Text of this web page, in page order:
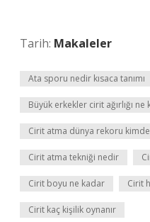
Tarih: Makaleler
Ata sporu nedir kısaca tanımı
Büyük erkekler cirit ağırlığı ne
Cirit atma dünya rekoru kimde
Cirit atma tekniği nedir
Cirit boyu ne kadar Cirit
Cirit kaç kişilik oynanır